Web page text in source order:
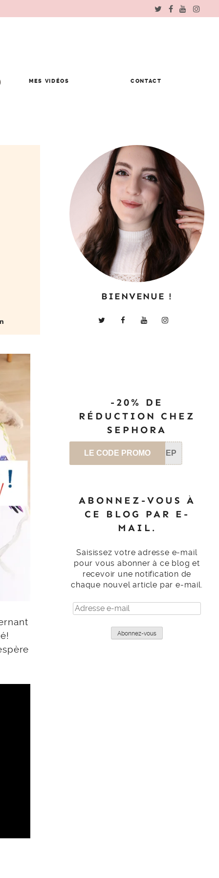
MES VIDÉOS CONTACT
BIENVENUE !
-20% DE
RÉDUCTION CHEZ
SEPHORA
LE CODE PROMO SEP
ABONNEZ-VOUS À
CE BLOG PAR E-
MAIL.
Saisissez votre adresse e-mail
pour vous abonner à ce blog et
recevoir une notification de
chaque nouvel article par e-mail.
Adresse
e-
Abonnez-vous